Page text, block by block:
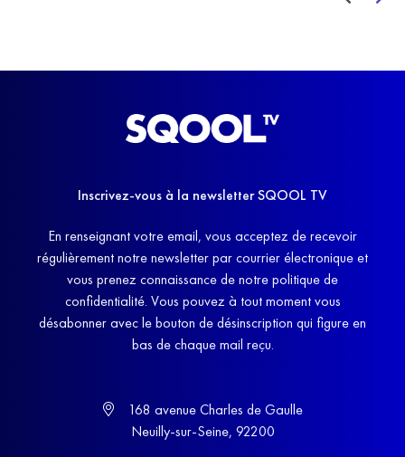
Inscrivez-vous à la newsletter SQOOL TV
En renseignant votre email, vous acceptez de recevoir
régulièrement notre newsletter par courrier électronique et
vous prenez connaissance de notre politique de
confidentialité. Vous pouvez à tout moment vous
désabonner avec le bouton de désinscription qui figure en
bas de chaque mail reçu.
168 avenue Charles de Gaulle
Neuilly-sur-Seine, 92200